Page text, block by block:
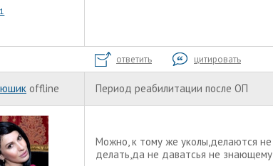
1
ответить цитировать
offline Период реабилитации после ОП
Можно, к тому же уколы,делаются
делать,да не даватсья не